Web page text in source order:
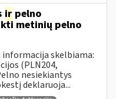
ir pelno
metinių pelno
informacija skelbiama:
(PLN204,
nesiekiantys
deklaruoja...